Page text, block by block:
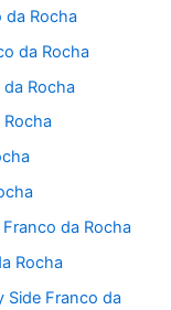
da Rocha
da Rocha
Rocha
da Rocha
Rocha
Side Franco da